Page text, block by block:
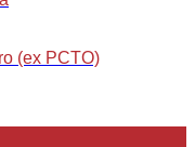
(ex PCTO)